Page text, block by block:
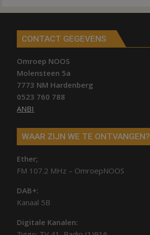
CONTACT GEGEVENS
Omroep NOOS
Molensteen 5a
7773 NM Hardenberg
0523 760 788
ANBI
WAAR ZIJN WE TE ONTVANGEN?
Ether;
FM 107.2 MHz – OmroepNOOS
DAB+:
Kanaal 5B
Digitale Kanalen: